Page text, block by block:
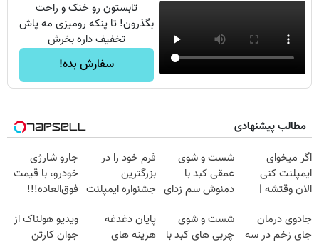
تابستون رو خنک و راحت
بگذرون! تا پنکه رومیزی مه پاش
تخفیف داره بخرش
سفارش بده!
مطالب پیشنهادی
اگر میخوای
ایمپلنت کنی
الان وقتشه |
میلیون تومان!!!
شست و شوی
عمقی کبد با
دمنوش سم زدای
فرم خود را در
بزرگترین
جشنواره ایمپلنت
فقط ۲۵ میلیون
جارو شارژی
خودرو، با قیمت
فوق‌العاده!!!
جادوی درمان
جای زخم در سه
شست و شوی
چربی های کبد با
پایان دغدغه
هزینه های
ویدیو هولناک از
جوان کارتن